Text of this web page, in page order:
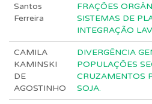
Santos
Ferreira
FRAÇÕES
SISTEMAS DE
INTEGRAÇÃO
CAMILA
KAMINSKI
DE
AGOSTINHO
DIVERGÊNCIA
POPULAÇÕES
CRUZAMENTOS
SOJA.